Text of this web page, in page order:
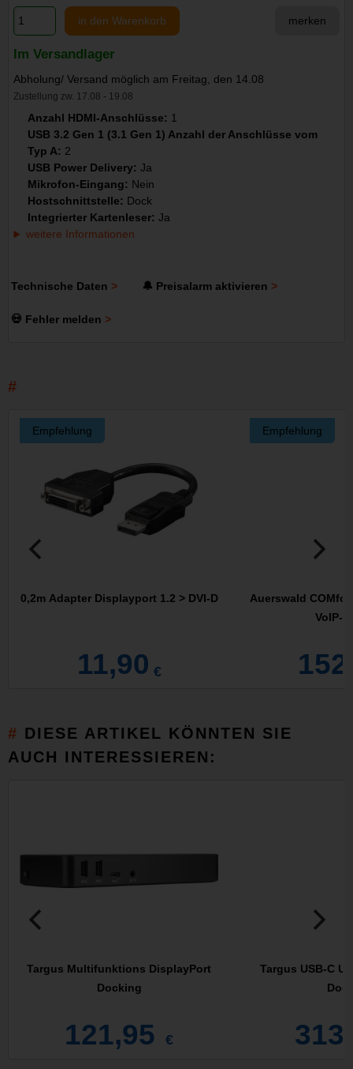
in den Warenkorb merken
Im Versandlager
Abholung/ Versand möglich am Freitag, den 14.08
Zustellung zw. 17.08 - 19.08
Anzahl HDMI-Anschlüsse: 1
USB 3.2 Gen 1 (3.1 Gen 1) Anzahl der Anschlüsse vom
Typ A: 2
USB Power Delivery: Ja
Mikrofon-Eingang: Nein
Hostschnittstelle: Dock
Integrierter Kartenleser: Ja
weitere Informationen
Technische Daten 🔔 Preisalarm aktivieren
💀 Fehler melden
Empfehlung
0,2m Adapter Displayport 1.2 > DVI-D
11,90 €
Empfehlung
Auerswald
VoIP-
DIESE ARTIKEL KÖNNTEN SIE
AUCH INTERESSIEREN:
Targus Multifunktions DisplayPort
Docking
121,95 €
Targus USB-C